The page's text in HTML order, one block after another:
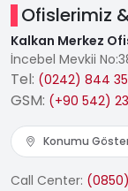
Ofislerimiz
Kalkan Merkez
İncebel Mevkii
Tel: (0242) 844
GSM: (+90 542)
Konumu
Call Center: